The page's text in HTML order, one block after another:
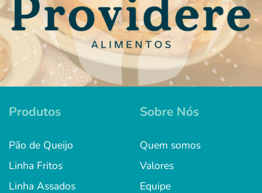
Produtos
Pão de Queijo
Linha Fritos
Linha Assados
Sobre Nós
Quem somos
Valores
Equipe